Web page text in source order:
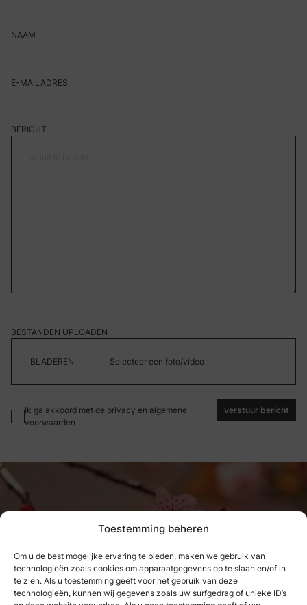
Toestemming beheren
Om u de best mogelijke ervaring te bieden, maken we gebruik van
technologieën zoals cookies om apparaatgegevens op te slaan en/of in
te zien. Als u toestemming geeft voor het gebruik van deze
technologieën, kunnen wij gegevens zoals uw surfgedrag of unieke ID’s
BERICHT
BESTANDEN UPLOADEN
Selecteer een foto/video
Ik ga akkoord met de privacy en algemene
voorwaarden
verstuur bericht
Wat we hebben genoten, kunnen